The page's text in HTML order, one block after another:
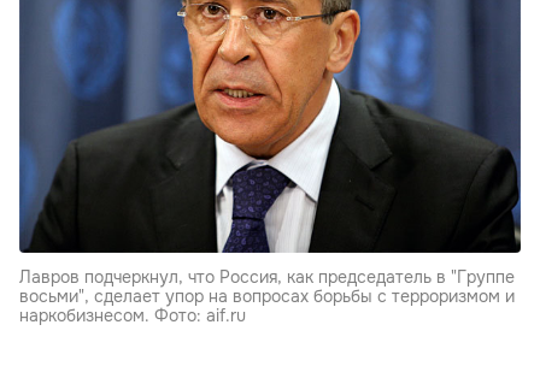
Лавров подчеркнул, что Россия, как председатель в "Группе
восьми", сделает упор на вопросах борьбы с терроризмом и
наркобизнесом. Фото: aif.ru